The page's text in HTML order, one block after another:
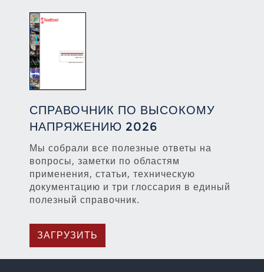
СПРАВОЧНИК ПО ВЫСОКОМУ
НАПРЯЖЕНИЮ 2026
Мы собрали все полезные ответы на
вопросы, заметки по областям
применения, статьи, техническую
документацию и три глоссария в единый
полезный справочник.
ЗАГРУЗИТЬ